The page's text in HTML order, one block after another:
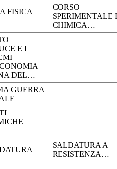
FISICA
CORSO
SPERIMENTALE
CHIMICA…
E I
DEL…
GUERRA
SALDATURA A
RESISTENZA…